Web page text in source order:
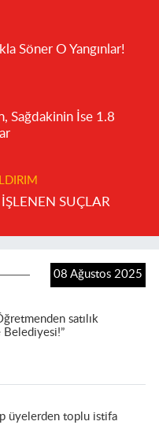
Söner O Yangınlar!
Sağdakinin İse 1.8
SUÇLAR
08 Ağustos 2025
satılık
Belediyesi!”
üyelerden toplu istifa